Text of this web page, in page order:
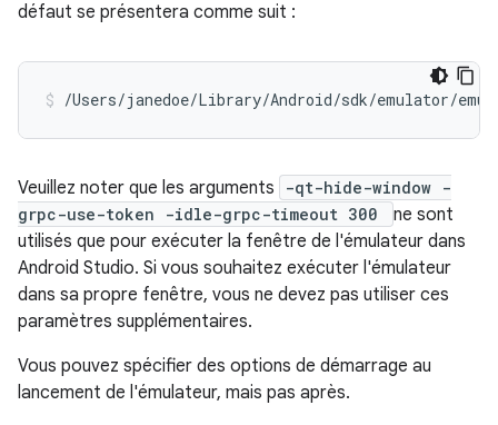
défaut se présentera comme suit :
/Users/janedoe/Library/Android/sdk/emulator/
Veuillez noter que les arguments
-qt-hide-window -
grpc-use-token -idle-grpc-timeout 300
ne sont
utilisés que pour exécuter la fenêtre de l'émulateur dans
Android Studio. Si vous souhaitez exécuter l'émulateur
dans sa propre fenêtre, vous ne devez pas utiliser ces
paramètres supplémentaires.
Vous pouvez spécifier des options de démarrage au
lancement de l'émulateur, mais pas après.